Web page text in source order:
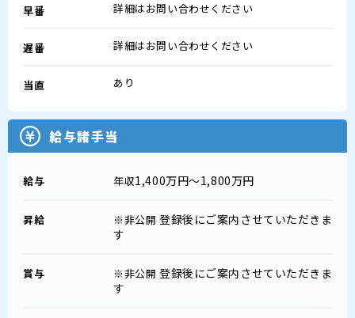
早番 詳細はお問い合わせください
遅番 詳細はお問い合わせください
当直 あり
給与諸手当
給与 年収1,400万円～1,800万円
昇給 ※非公開登録後にご案内させていただきま
す
賞与 ※非公開登録後にご案内させていただきま
す